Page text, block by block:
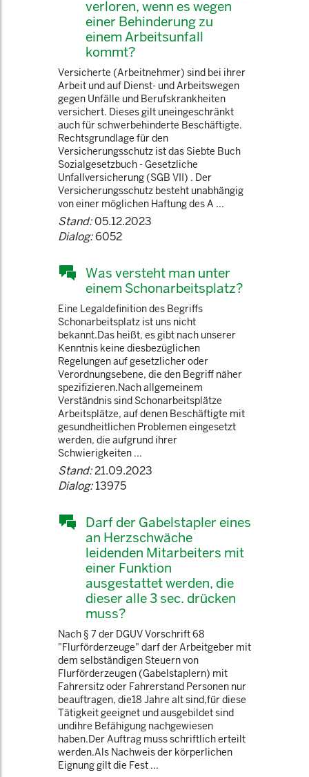
verloren, wenn es wegen
einer Behinderung zu
einem Arbeitsunfall
kommt?
Versicherte (Arbeitnehmer) sind bei ihrer
Arbeit und auf Dienst- und Arbeitswegen
gegen Unfälle und Berufskrankheiten
versichert. Dieses gilt uneingeschränkt
auch für schwerbehinderte Beschäftigte.
Rechtsgrundlage für den
Versicherungsschutz ist das Siebte Buch
Sozialgesetzbuch - Gesetzliche
Unfallversicherung (SGB VII) . Der
Versicherungsschutz besteht unabhängig
von einer möglichen Haftung des A ...
Stand:05.12.2023
Dialog:6052
Was versteht man unter
einem Schonarbeitsplatz?
Eine Legaldefinition des Begriffs
Schonarbeitsplatz ist uns nicht
bekannt.Das heißt, es gibt nach unserer
Kenntnis keine diesbezüglichen
Regelungen auf gesetzlicher oder
Verordnungsebene, die den Begriff näher
spezifizieren.Nach allgemeinem
Verständnis sind Schonarbeitsplätze
Arbeitsplätze, auf denen Beschäftigte mit
gesundheitlichen Problemen eingesetzt
werden, die aufgrund ihrer
Schwierigkeiten ...
Stand:21.09.2023
Dialog:13975
Darf der Gabelstapler eines
an Herzschwäche
leidenden Mitarbeiters mit
einer Funktion
ausgestattet werden, die
dieser alle 3 sec. drücken
muss?
Nach § 7 der DGUV Vorschrift 68
"Flurförderzeuge" darf der Arbeitgeber mit
dem selbständigen Steuern von
Flurförderzeugen (Gabelstaplern) mit
Fahrersitz oder Fahrerstand Personen nur
beauftragen, die18 Jahre alt sind,für diese
Tätigkeit geeignet und ausgebildet sind
undihre Befähigung nachgewiesen
haben.Der Auftrag muss schriftlich erteilt
werden.Als Nachweis der körperlichen
Eignung gilt die Fest ...